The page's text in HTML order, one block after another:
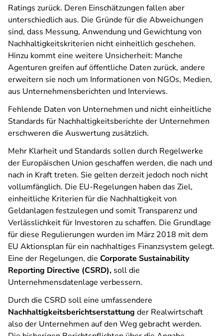
Ratings zurück. Deren Einschätzungen fallen aber
unterschiedlich aus. Die Gründe für die Abweichungen
sind, dass Messung, Anwendung und Gewichtung von
Nachhaltigkeitskriterien nicht einheitlich geschehen.
Hinzu kommt eine weitere Unsicherheit: Manche
Agenturen greifen auf öffentliche Daten zurück, andere
erweitern sie noch um Informationen von NGOs, Medien,
aus Unternehmensberichten und Interviews.
Fehlende Daten von Unternehmen und nicht einheitliche
Standards für Nachhaltigkeitsberichte der Unternehmen
erschweren die Auswertung zusätzlich.
Mehr Klarheit und Standards sollen durch Regelwerke
der Europäischen Union geschaffen werden, die nach und
nach in Kraft treten. Sie gelten derzeit jedoch noch nicht
vollumfänglich. Die EU-Regelungen haben das Ziel,
einheitliche Kriterien für die Nachhaltigkeit von
Geldanlagen festzulegen und somit Transparenz und
Verlässlichkeit für Investoren zu schaffen. Die Grundlage
für diese Regulierungen wurden im März 2018 mit dem
EU Aktionsplan für ein nachhaltiges Finanzsystem gelegt.
Eine der Regelungen, die Corporate Sustainability
Reporting Directive (CSRD), soll die
Unternehmensdatenlage verbessern.
Durch die CSRD soll eine umfassendere
Nachhaltigkeitsberichtserstattung der Realwirtschaft
also der Unternehmen auf den Weg gebracht werden.